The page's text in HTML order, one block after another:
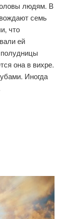
людям. В
семь
что
ей
она в вихре.
Иногда